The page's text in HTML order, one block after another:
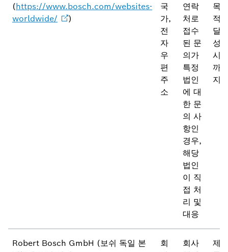
(https://www.bosch.com/websites-
worldwide/
)
국
가,
전
자
우
편
주
소
연락
처로
접수
된 문
의가
특정
법인
에 대
한 문
의 사
항인
경우,
해당
법인
이 직
접 처
리 및
대응
목
적
달
성
시
까
지
Robert Bosch GmbH (보쉬 독일 본
회
회사
제